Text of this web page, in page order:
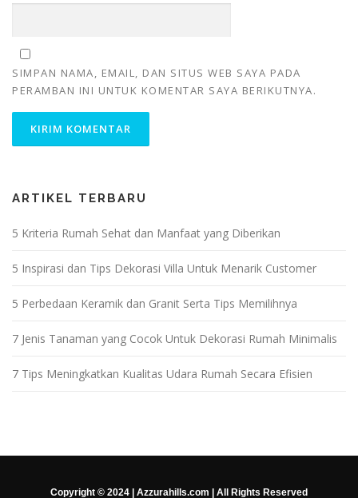
SIMPAN NAMA, EMAIL, DAN SITUS WEB SAYA PADA
PERAMBAN INI UNTUK KOMENTAR SAYA BERIKUTNYA.
ARTIKEL TERBARU
5 Kriteria Rumah Sehat dan Manfaat yang Diberikan
5 Inspirasi dan Tips Dekorasi Villa Untuk Menarik Customer
5 Perbedaan Keramik dan Granit Serta Tips Memilihnya
7 Jenis Tanaman yang Cocok Untuk Dekorasi Rumah Minimalis
7 Tips Meningkatkan Kualitas Udara Rumah Secara Efisien
Copyright © 2024 | Azzurahills.com | All Rights Reserved